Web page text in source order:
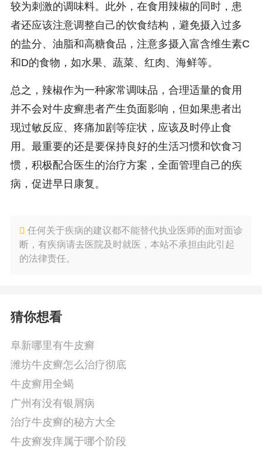
较为刺激的调味料。此外，在食用辣椒的同时，患
者还应该注意调整自己的饮食结构，避免摄入过多
的盐分、油脂和高糖食品，注意多摄入富含维生素C
和D的食物，如水果、蔬菜、红肉、海鲜等。
总之，辣椒作为一种家常调味品，合理适量的食用
并不会对牛皮癣患者产生负面影响，但如果患者出
现过敏反应、疼痛加剧等症状，应该及时停止食
用。最重要的还是要保持良好的生活习惯和饮食习
惯，积极配合医生的治疗方案，全面管理自己的疾
病，促进早日康复。
任何关于疾病的建议都不能替代执业医师的面对面诊
断，有疾病请去医院及时就医，本站不承担由此引起
的法律责任。
猜你想看
阜新哪里有牛皮癣
潍坊牛皮癣怎么治疗彻底
牛皮癣用全蝎
广州有没有银屑病
治疗牛皮癣的秘方大全
牛皮癣发痒属于哪个阶段